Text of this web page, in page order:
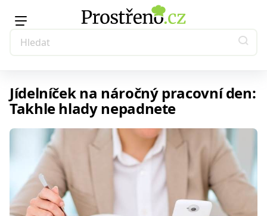
Jídelníček na náročný pracovní den:
Takhle hlady nepadnete